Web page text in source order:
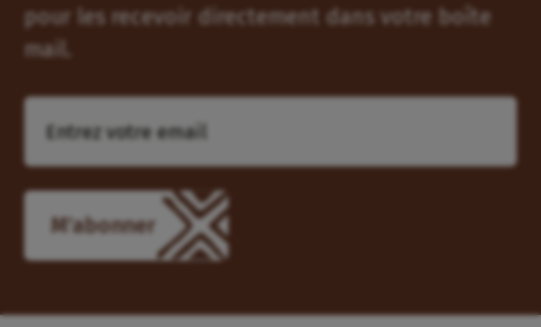
pour les recevoir directement dans votre boîte
mail.
M'abonner